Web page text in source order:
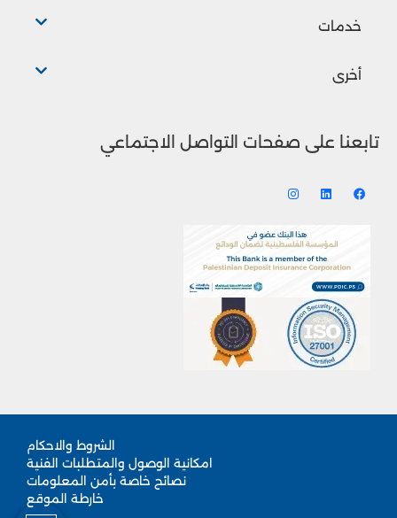
خدمات
أخرى
تابعنا على صفحات التواصل الاجتماعي
الشروط والاحكام
امكانية الوصول والمتطلبات الفنية
نصائح خاصة بأمن المعلومات
خارطة الموقع